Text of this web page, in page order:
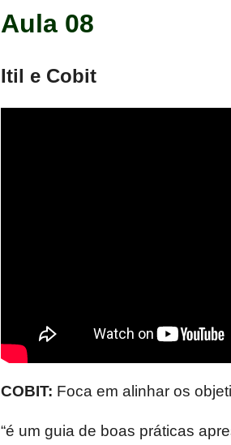
Aula 08
Itil e Cobit
COBIT: Foca em alinhar os
“é um guia de boas práticas